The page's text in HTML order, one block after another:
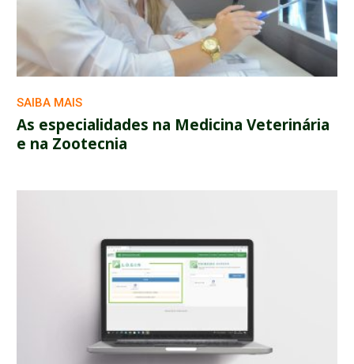
SAIBA MAIS
As especialidades na Medicina Veterinária
e na Zootecnia